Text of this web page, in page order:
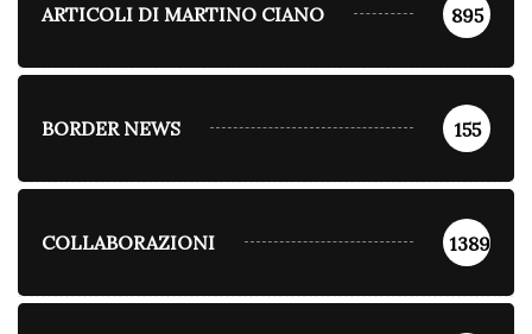
ARTICOLI DI MARTINO CIANO 895
BORDER NEWS 155
COLLABORAZIONI 1389